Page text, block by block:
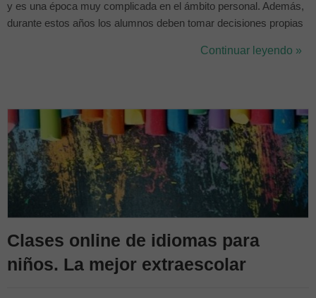
y es una época muy complicada en el ámbito personal. Además,
durante estos años los alumnos deben tomar decisiones propias
que es importante que estén centrados y tengan sus objetivos lo
Continuar leyendo »
Clases online de idiomas para
niños. La mejor extraescolar